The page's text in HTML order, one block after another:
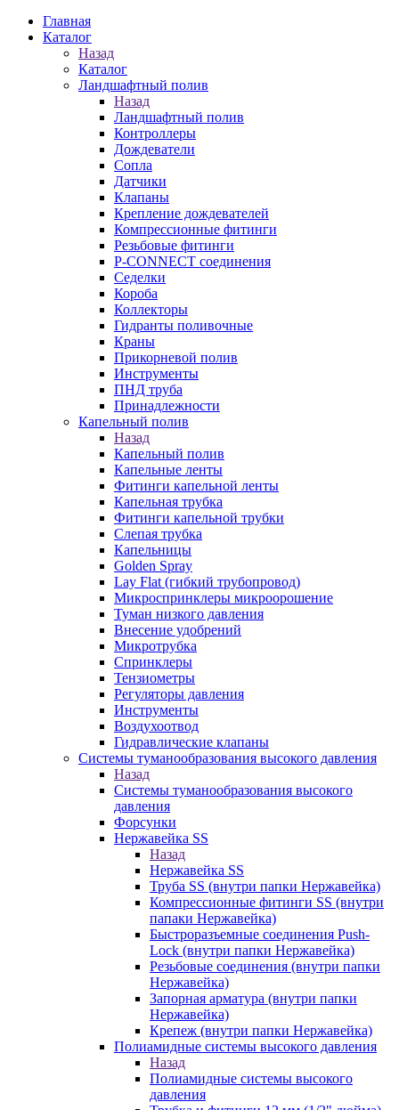
Главная
Каталог
Назад
Каталог
Ландшафтный полив
Назад
Ландшафтный полив
Контроллеры
Дождеватели
Сопла
Датчики
Клапаны
Крепление дождевателей
Компрессионные фитинги
Резьбовые фитинги
P-CONNECT соединения
Седелки
Короба
Коллекторы
Гидранты поливочные
Краны
Прикорневой полив
Инструменты
ПНД труба
Принадлежности
Капельный полив
Назад
Капельный полив
Капельные ленты
Фитинги капельной ленты
Капельная трубка
Фитинги капельной трубки
Слепая трубка
Капельницы
Golden Spray
Lay Flat (гибкий трубопровод)
Микроспринклеры микроорошение
Туман низкого давления
Внесение удобрений
Микротрубка
Спринклеры
Тензиометры
Регуляторы давления
Инструменты
Воздухоотвод
Гидравлические клапаны
Системы туманообразования высокого давления
Назад
Системы туманообразования высокого
давления
Форсунки
Нержавейка SS
Назад
Нержавейка SS
Труба SS (внутри папки Нержавейка)
Компрессионные фитинги SS (внутри
папаки Нержавейка)
Быстроразъемные соединения Push-
Lock (внутри папки Нержавейка)
Резьбовые соединения (внутри папки
Нержавейка)
Запорная арматура (внутри папки
Нержавейка)
Крепеж (внутри папки Нержавейка)
Полиамидные системы высокого давления
Назад
Полиамидные системы высокого
давления